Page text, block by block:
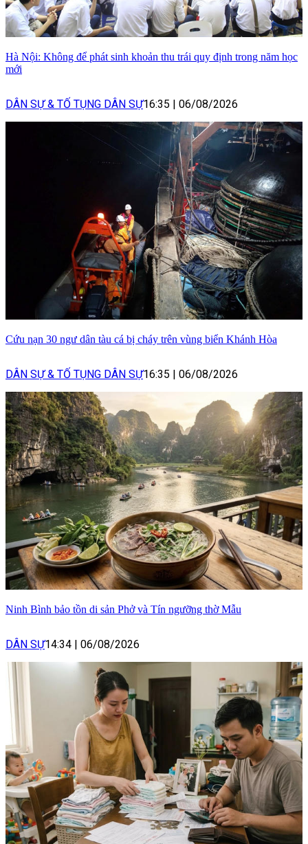
Hà Nội: Không để phát sinh khoản thu trái quy định trong năm học
mới
DÂN SỰ & TỐ TỤNG DÂN SỰ16:35 06/08/2026
Cứu nạn 30 ngư dân tàu cá bị cháy trên vùng biển Khánh Hòa
DÂN SỰ & TỐ TỤNG DÂN SỰ16:35 06/08/2026
Ninh Bình bảo tồn di sản Phở và Tín ngưỡng thờ Mẫu
DÂN SỰ14:34 06/08/2026